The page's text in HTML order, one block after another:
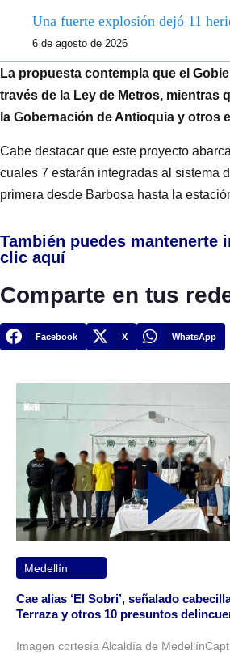
Una fuerte explosión dejó 11
6 de agosto de 2026
La propuesta contempla que el
través de la Ley de Metros, mientras
la Gobernación de Antioquia y otros
Cabe destacar que este proyecto
cuales 7 estarán integradas al sistema
primera desde Barbosa hasta la
También puedes mantenerte
clic aquí
Comparte en tus
Facebook X WhatsApp
Medellín
Cae alias ‘El Sobri’, señalado
Terraza y otros 10 presuntos
Imagen cortesía Alcaldía de